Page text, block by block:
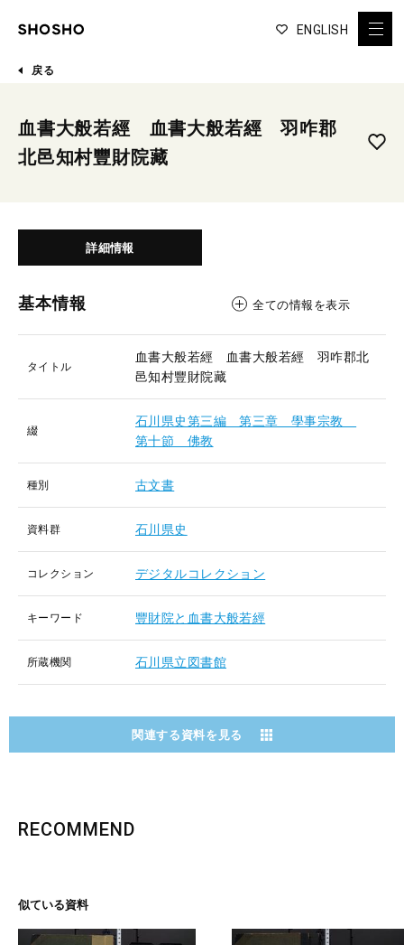
ENGLISH
戻る
血書大般若經 血書大般若經 羽咋郡
北邑知村豐財院藏
詳細情報
基本情報 全ての情報を表示
タイトル
血書大般若經 血書大般若經 羽咋郡北
邑知村豐財院藏
綴
石川県史第三編 第三章 學事宗教
第十節 佛教
種別 古文書
資料群 石川県史
コレクション デジタルコレクション
キーワード 豐財院と血書大般若經
所蔵機関 石川県立図書館
関連する資料を見る
RECOMMEND
似ている資料